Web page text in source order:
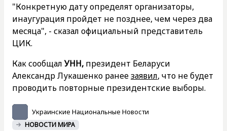
"Конкретную дату определят организаторы,
инаугурация пройдет не позднее, чем через два
месяца", - сказал официальный представитель
ЦИК.
Как сообщалУНН, президент Беларуси
Александр Лукашенко ранеезаявил, что не будет
проводить повторные президентские выборы.
Украинские Национальные Новости
НОВОСТИ МИРА